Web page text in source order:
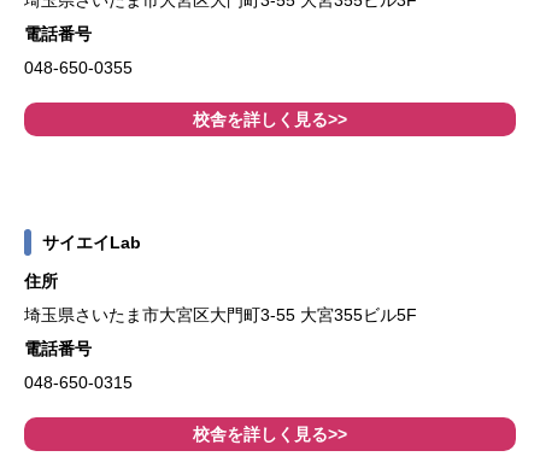
電話番号
048-650-0355
校舎を詳しく見る>>
サイエイLab
住所
埼玉県さいたま市大宮区大門町3-55 大宮355ビル5F
電話番号
048-650-0315
校舎を詳しく見る>>